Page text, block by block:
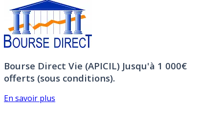
Bourse Direct Vie (APICIL) Jusqu'à 1 000€
offerts (sous conditions).
En savoir plus